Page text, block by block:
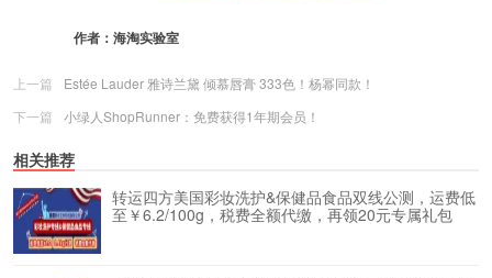
作者： 海淘实验室
上一篇
Estée Lauder 雅诗兰黛 倾慕唇膏 333色！杨幂同款！
下一篇
小绿人ShopRunner：免费获得1年期会员！
相关推荐
转运四方美国彩妆洗护&保健品食品双线公测，运费低
至￥6.2/100g，税费全额代缴，再领20元专属礼包